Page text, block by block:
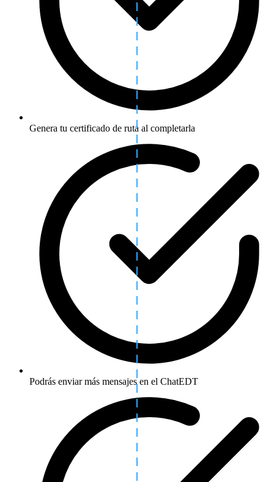
Genera tu certificado de ruta al completarla
Podrás enviar más mensajes en el ChatEDT